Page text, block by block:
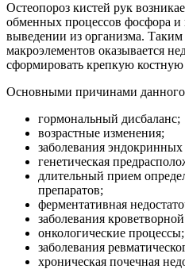
Остеопороз кистей рук
обменных процессов фосфора
выведении из организма. Таким
макроэлементов оказывается
сформировать крепкую костную
Основными причинами данного
гормональный дисбаланс;
возрастные изменения;
заболевания эндокринных
генетическая
длительный прием
препаратов;
ферментативная
заболевания
онкологические процессы;
заболевания
хроническая почечная